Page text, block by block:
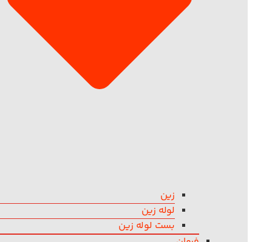
زین
لوله زین
بست لوله زین